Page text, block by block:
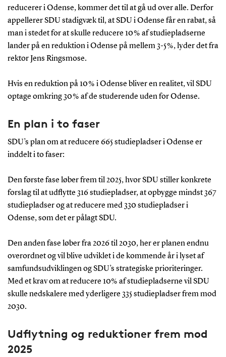
reducerer i Odense, kommer det til at gå ud over alle. Derfor
appellerer SDU stadigvæk til, at SDU i Odense får en rabat, så
man i stedet for at skulle reducere 10 % af studiepladserne
lander på en reduktion i Odense på mellem 3-5 %, lyder det fra
rektor Jens Ringsmose.
Hvis en reduktion på 10 % i Odense bliver en realitet, vil SDU
optage omkring 30 % af de studerende uden for Odense.
En plan i to faser
SDU’s plan om at reducere 665 studiepladser i Odense er
inddelt i to faser:
Den første fase løber frem til 2025, hvor SDU stiller konkrete
forslag til at udflytte 316 studiepladser, at opbygge mindst 367
studiepladser og at reducere med 330 studiepladser i
Odense, som det er pålagt SDU.
Den anden fase løber fra 2026 til 2030, her er planen endnu
overordnet og vil blive udviklet i de kommende år i lyset af
samfundsudviklingen og SDU’s strategiske prioriteringer.
Med et krav om at reducere 10% af studiepladserne vil SDU
skulle nedskalere med yderligere 335 studiepladser frem mod
2030.
Udflytning og reduktioner frem mod
2025